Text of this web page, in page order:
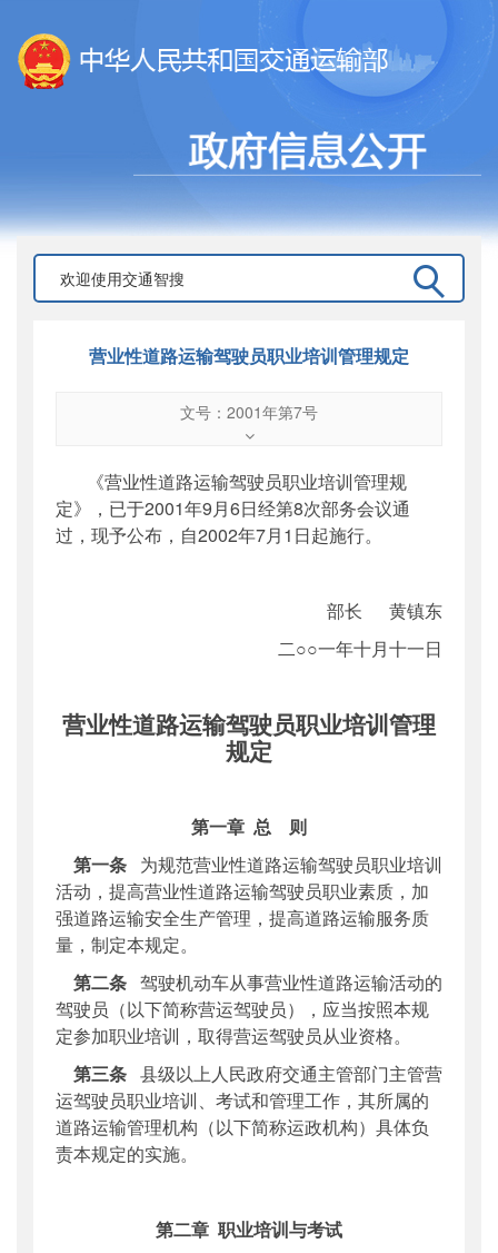
营业性道路运输驾驶员职业培训管理规定
文号：2001年第7号
2001年第7号
公开日期：2001年10月11日
主题词：
道路运输;驾驶员;职业培训;管理规定
《营业性道路运输驾驶员职业培训管理规
定》，已于2001年9月6日经第8次部务会议通
过，现予公布，自2002年7月1日起施行。
部长
黄镇东
二○○一年十月十一日
营业性道路运输驾驶员职业培训管理
规定
第一章 总
则
第一条 为规范营业性道路运输驾驶员职业培训
活动，提高营业性道路运输驾驶员职业素质，加
强道路运输安全生产管理，提高道路运输服务质
量，制定本规定。
第二条 驾驶机动车从事营业性道路运输活动的
驾驶员（以下简称营运驾驶员），应当按照本规
定参加职业培训，取得营运驾驶员从业资格。
第三条 县级以上人民政府交通主管部门主管营
运驾驶员职业培训、考试和管理工作，其所属的
道路运输管理机构（以下简称运政机构）具体负
责本规定的实施。
第二章 职业培训与考试